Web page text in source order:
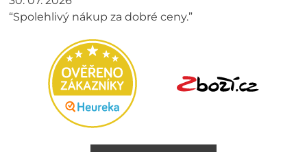
“Spolehlivý nákup za dobré ceny.”